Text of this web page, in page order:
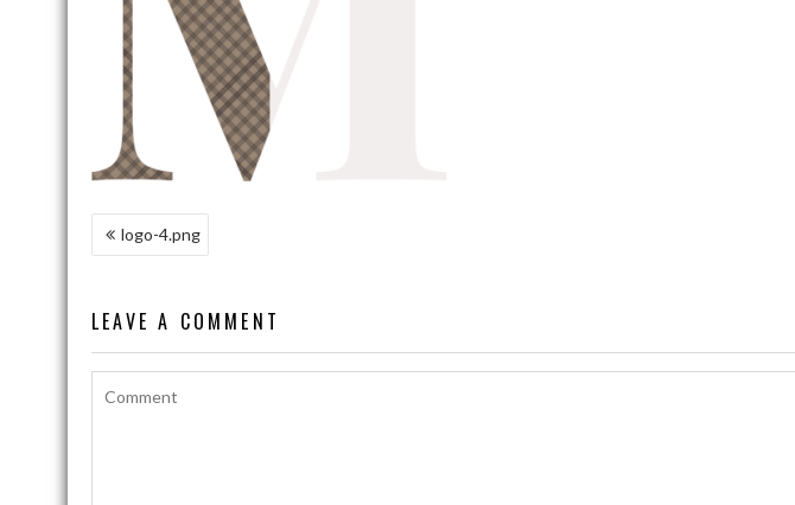
NAWIGACJA
logo-4.png
LEAVE A COMMENT